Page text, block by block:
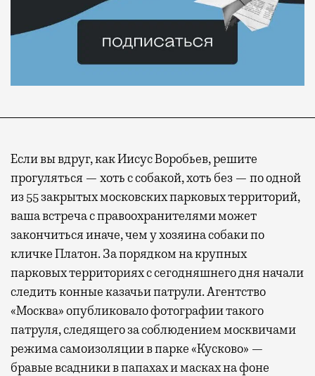
Если вы вдруг, как Иисус Воробьев, решите
прогуляться — хоть с собакой, хоть без — по одной
из 55 закрытых московских парковых территорий,
ваша встреча с правоохранителями может
закончиться иначе, чем у хозяина собаки по
кличке Платон. За порядком на крупных
парковых территориях с сегодняшнего дня начали
следить конные казачьи патрули. Агентство
«Москва» опубликовало фотографии такого
патруля, следящего за соблюдением москвичами
режима самоизоляции в парке «Кусково» —
бравые всадники в папахах и масках на фоне